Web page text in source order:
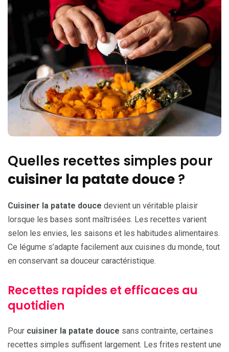
Quelles recettes simples pour
cuisiner la patate douce?
Cuisiner la patate douce devient un véritable plaisir
lorsque les bases sont maîtrisées. Les recettes varient
selon les envies, les saisons et les habitudes alimentaires.
Ce légume s’adapte facilement aux cuisines du monde, tout
en conservant sa douceur caractéristique.
Recettes rapides et efficaces au
quotidien
Pour cuisiner la patate douce sans contrainte, certaines
recettes simples suffisent largement. Les frites restent une